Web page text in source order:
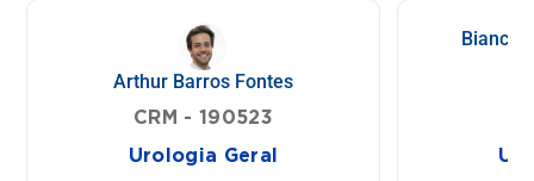
Arthur Barros Fontes
CRM - 190523
Urologia Geral
Bianca